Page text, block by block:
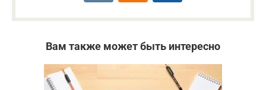
Вам также может быть интересно